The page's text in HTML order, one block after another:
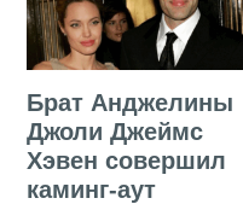
Брат Анджелины
Джоли Джеймс
Хэвен совершил
каминг-аут